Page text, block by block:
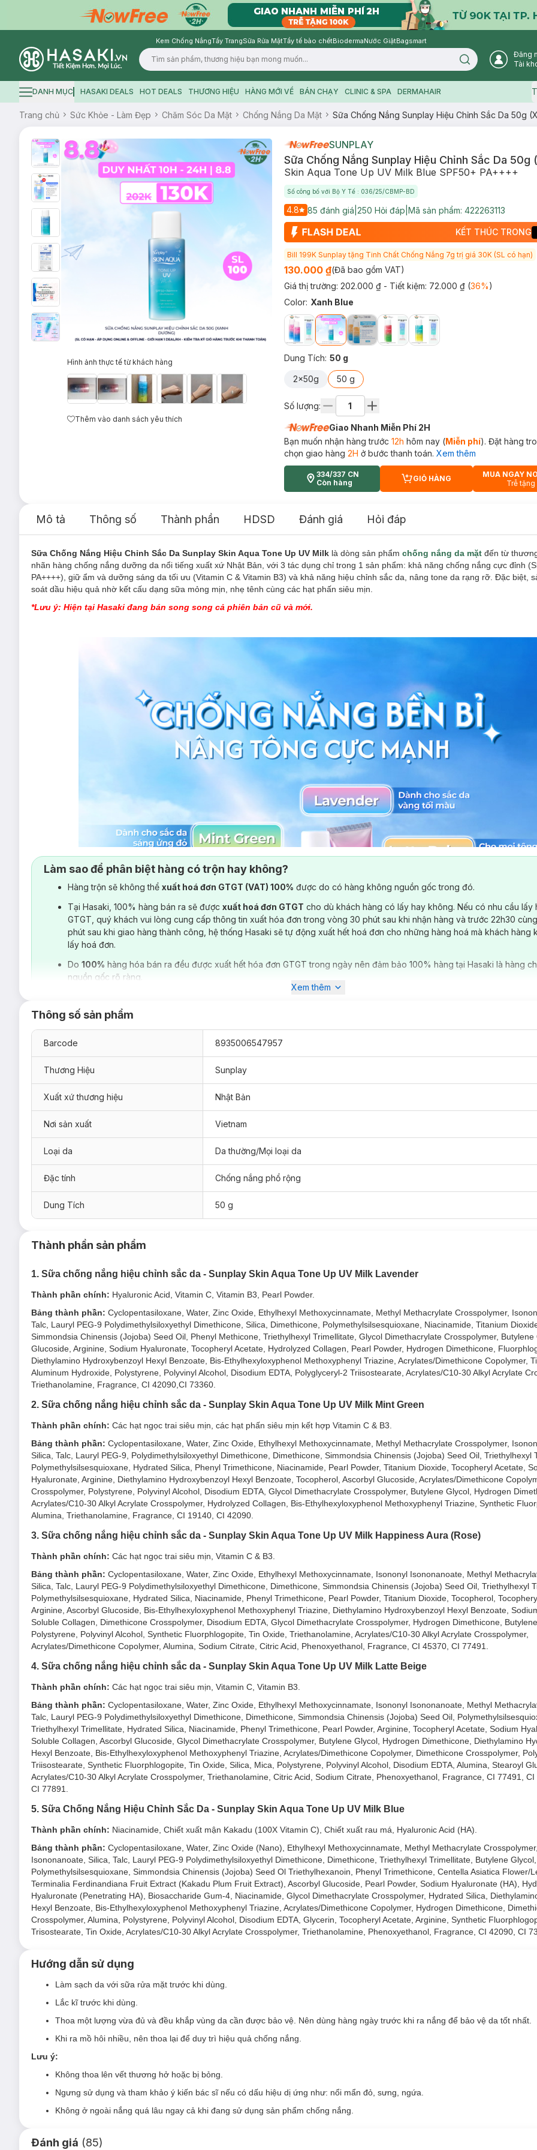
Kem Chống NắngTẩy TrangSữa Rửa MặtTẩy tế bào chếtBiodermaNước GiặtBagsmart
Logo
Search icon
Đăng
Tài
Hamburger icon
DANH MỤC HASAKI DEALS HOT DEALS THƯƠNG HIỆU HÀNG MỚI VỀ BÁN CHẠY CLINIC & SPA DERMAHAIR
Trang chủ Sức Khỏe - Làm Đẹp Chăm Sóc Da Mặt Chống Nắng Da Mặt Sữa Chống Nắng Sunplay Hiệu Chỉnh Sắc Da 50g
Hình ảnh thực tế từ khách hàng
Thêm vào danh sách yêu thích
SUNPLAY
Sữa Chống Nắng Sunplay Hiệu Chỉnh Sắc Da 50g
Skin Aqua Tone Up UV Milk Blue SPF50+ PA++++
Số công bố với Bộ Y Tế : 036/25/CBMP-BD
4.8 85 đánh giá 250 Hỏi đáp Mã sản phẩm: 422263113
KẾT THÚC TRONG
Bill 199K Sunplay tặng Tinh Chất Chống Nắng 7g trị giá 30K (SL có hạn)
130.000 ₫(Đã bao gồm VAT)
Giá thị trường: 202.000 ₫ - Tiết kiệm: 72.000 ₫(36%)
Color: Xanh Blue
Dung Tích: 50 g
2x50g 50 g
Số lượng:
Giao Nhanh Miễn Phí 2H
Bạn muốn nhận hàng trước 12h hôm nay (Miễn phí). Đặt hàng
chọn giao hàng 2H ở bước thanh toán. Xem thêm
334/337 CN
Còn hàng
CART PLUS ICON
GIỎ HÀNG
MUA NGAY
Trễ tặng
Mô tả Thông số Thành phần HDSD Đánh giá Hỏi đáp
Sữa Chống Nắng Hiệu Chỉnh Sắc Da Sunplay Skin Aqua Tone Up UV Milk là dòng sản phẩm chống nắng da mặt đến từ
nhãn hàng chống nắng dưỡng da nổi tiếng xuất xứ Nhật Bản, với 3 tác dụng chỉ trong 1 sản phẩm: khả năng chống nắng cực đỉnh
PA++++), giữ ẩm và dưỡng sáng da tối ưu (Vitamin C & Vitamin B3) và khả năng hiệu chỉnh sắc da, nâng tone da rạng rỡ. Đặc biệt,
soát dầu hiệu quả nhờ kết cấu dạng sữa mỏng mịn, nhẹ tênh cùng các hạt phấn siêu mịn.
*Lưu ý: Hiện tại Hasaki đang bán song song cả phiên bản cũ và mới.
Sữa Chống Nắng Sunplay Skin Aqua Tone Up UV Milk SPF50+ PA++++ 50g
Sữa Chống Nắng Sunplay Skin Aqua Tone Up UV Happiness Aura (Hồng)
Sữa Chống Nắng Sunplay Skin Aqua Tone Up UV Latte Beige (Cam)
Sữa Chống Nắng Sunplay Skin Aqua Tone Up UV Blue (Xanh Dương) (Mẫu mới nhất!)
Sữa Chống Nắng Sunplay Hiệu Chỉnh Sắc Da phù hợp với loại da nào?
Kết cấu dạng sữa phù hợp cho da dầu, da hỗn hợp, da thường.
Không chứa cồn.
Dịu nhẹ cho da nhạy cảm.
1. Sữa Chống Nắng Sunplay Hiệu Chỉnh Sắc Da Skin Aqua Tone Up UV Milk Lavender
Làm sao để phân biệt hàng có trộn hay không?
Hàng trộn sẽ không thể xuất hoá đơn GTGT (VAT) 100% được do có hàng không nguồn gốc trong đó.
Tại Hasaki, 100% hàng bán ra sẽ được xuất hoá đơn GTGT cho dù khách hàng có lấy hay không. Nếu có nhu cầu lấy
GTGT, quý khách vui lòng cung cấp thông tin xuất hóa đơn trong vòng 30 phút sau khi nhận hàng và trước 22h30
phút sau khi giao hàng thành công, hệ thống Hasaki sẽ tự động xuất hết hoá đơn cho những hàng hoá mà khách hàng
lấy hoá đơn.
Do 100% hàng hóa bán ra đều được xuất hết hóa đơn GTGT trong ngày nên đảm bảo 100% hàng tại Hasaki là hàng
nguồn gốc rõ ràng.
Xem thêm
Thông số sản phẩm
Barcode 8935006547957
Thương Hiệu Sunplay
Xuất xứ thương hiệu Nhật Bản
Nơi sản xuất Vietnam
Loại da Da thường/Mọi loại da
Đặc tính Chống nắng phổ rộng
Dung Tích 50 g
Thành phần sản phẩm
1. Sữa chống nắng hiệu chỉnh sắc da - Sunplay Skin Aqua Tone Up UV Milk Lavender
Thành phần chính: Hyaluronic Acid, Vitamin C, Vitamin B3, Pearl Powder.
Bảng thành phần: Cyclopentasiloxane, Water, Zinc Oxide, Ethylhexyl Methoxycinnamate, Methyl Methacrylate Crosspolymer,
Talc, Lauryl PEG-9 Polydimethylsiloxyethyl Dimethicone, Silica, Dimethicone, Polymethylsilsesquioxane, Niacinamide, Titanium
Simmondsia Chinensis (Jojoba) Seed Oil, Phenyl Methicone, Triethylhexyl Trimellitate, Glycol Dimethacrylate Crosspolymer, Butylene
Glucoside, Arginine, Sodium Hyaluronate, Tocopheryl Acetate, Hydrolyzed Collagen, Pearl Powder, Hydrogen Dimethicone,
Diethylamino Hydroxybenzoyl Hexyl Benzoate, Bis-Ethylhexyloxyphenol Methoxyphenyl Triazine, Acrylates/Dimethicone Copolymer,
Aluminum Hydroxide, Polystyrene, Polyvinyl Alcohol, Disodium EDTA, Polyglyceryl-2 Triisostearate, Acrylates/C10-30 Alkyl Acrylate
Triethanolamine, Fragrance, CI 42090,CI 73360.
2. Sữa chống nắng hiệu chỉnh sắc da - Sunplay Skin Aqua Tone Up UV Milk Mint Green
Thành phần chính: Các hạt ngọc trai siêu mịn, các hạt phấn siêu mịn kết hợp Vitamin C & B3.
Bảng thành phần: Cyclopentasiloxane, Water, Zinc Oxide, Ethylhexyl Methoxycinnamate, Methyl Methacrylate Crosspolymer,
Silica, Talc, Lauryl PEG-9, Polydimethylsiloxyethyl Dimethicone, Dimethicone, Simmondsia Chinensis (Jojoba) Seed Oil, Triethylhexyl
Polymethylsilsesquioxane, Hydrated Silica, Phenyl Trimethicone, Niacinamide, Pearl Powder, Titanium Dioxide, Tocopheryl Acetate,
Hyaluronate, Arginine, Diethylamino Hydroxybenzoyl Hexyl Benzoate, Tocopherol, Ascorbyl Glucoside, Acrylates/Dimethicone
Crosspolymer, Polystyrene, Polyvinyl Alcohol, Disodium EDTA, Glycol Dimethacrylate Crosspolymer, Butylene Glycol, Hydrogen
Acrylates/C10-30 Alkyl Acrylate Crosspolymer, Hydrolyzed Collagen, Bis-Ethylhexyloxyphenol Methoxyphenyl Triazine, Synthetic
Alumina, Triethanolamine, Fragrance, CI 19140, CI 42090.
3. Sữa chống nắng hiệu chỉnh sắc da - Sunplay Skin Aqua Tone Up UV Milk Happiness Aura (Rose)
Thành phần chính: Các hạt ngọc trai siêu mịn, Vitamin C & B3.
Bảng thành phần: Cyclopentasiloxane, Water, Zinc Oxide, Ethylhexyl Methoxycinnamate, Isononyl Isononanoate, Methyl
Silica, Talc, Lauryl PEG-9 Polydimethylsiloxyethyl Dimethicone, Dimethicone, Simmondsia Chinensis (Jojoba) Seed Oil, Triethylhexyl
Polymethylsilsesquioxane, Hydrated Silica, Niacinamide, Phenyl Trimethicone, Pearl Powder, Titanium Dioxide, Tocopherol,
Arginine, Ascorbyl Glucoside, Bis-Ethylhexyloxyphenol Methoxyphenyl Triazine, Diethylamino Hydroxybenzoyl Hexyl Benzoate,
Soluble Collagen, Dimethicone Crosspolymer, Disodium EDTA, Glycol Dimethacrylate Crosspolymer, Hydrogen Dimethicone,
Polystyrene, Polyvinyl Alcohol, Synthetic Fluorphlogopite, Tin Oxide, Triethanolamine, Acrylates/C10-30 Alkyl Acrylate Crosspolymer,
Acrylates/Dimethicone Copolymer, Alumina, Sodium Citrate, Citric Acid, Phenoxyethanol, Fragrance, CI 45370, CI 77491.
4. Sữa chống nắng hiệu chỉnh sắc da - Sunplay Skin Aqua Tone Up UV Milk Latte Beige
Thành phần chính: Các hạt ngọc trai siêu mịn, Vitamin C, Vitamin B3.
Bảng thành phần: Cyclopentasiloxane, Water, Zinc Oxide, Ethylhexyl Methoxycinnamate, Isononyl Isononanoate, Methyl
Talc, Lauryl PEG-9 Polydimethylsiloxyethyl Dimethicone, Dimethicone, Simmondsia Chinensis (Jojoba) Seed Oil,
Triethylhexyl Trimellitate, Hydrated Silica, Niacinamide, Phenyl Trimethicone, Pearl Powder, Arginine, Tocopheryl Acetate, Sodium
Soluble Collagen, Ascorbyl Glucoside, Glycol Dimethacrylate Crosspolymer, Butylene Glycol, Hydrogen Dimethicone, Diethylamino
Hexyl Benzoate, Bis-Ethylhexyloxyphenol Methoxyphenyl Triazine, Acrylates/Dimethicone Copolymer, Dimethicone Crosspolymer,
Triisostearate, Synthetic Fluorphlogopite, Tin Oxide, Silica, Mica, Polystyrene, Polyvinyl Alcohol, Disodium EDTA, Alumina, Stearoyl
Acrylates/C10-30 Alkyl Acrylate Crosspolymer, Triethanolamine, Citric Acid, Sodium Citrate, Phenoxyethanol, Fragrance, CI 77491, CI
CI 77891.
5. Sữa Chống Nắng Hiệu Chỉnh Sắc Da - Sunplay Skin Aqua Tone Up UV Milk Blue
Thành phần chính: Niacinamide, Chiết xuất mận Kakadu (100X Vitamin C), Chiết xuất rau má, Hyaluronic Acid (HA).
Bảng thành phần: Cyclopentasiloxane, Water, Zinc Oxide (Nano), Ethylhexyl Methoxycinnamate, Methyl Methacrylate
Isononanoate, Silica, Talc, Lauryl PEG-9 Polydimethylsiloxyethyl Dimethicone, Dimethicone, Triethylhexyl Trimellitate, Butylene Glycol,
Polymethylsilsesquioxane, Simmondsia Chinensis (Jojoba) Seed Ol Triethylhexanoin, Phenyl Trimethicone, Centella Asiatica Flower/
Terminalia Ferdinandiana Fruit Extract (Kakadu Plum Fruit Extract), Ascorbyl Glucoside, Pearl Powder, Sodium Hyaluronate (HA),
Hyaluronate (Penetrating HA), Biosaccharide Gum-4, Niacinamide, Glycol Dimethacrylate Crosspolymer, Hydrated Silica,
Hexyl Benzoate, Bis-Ethylhexyloxyphenol Methoxyphenyl Triazine, Acrylates/Dimethicone Copolymer, Hydrogen Dimethicone,
Crosspolymer, Alumina, Polystyrene, Polyvinyl Alcohol, Disodium EDTA, Glycerin, Tocopheryl Acetate, Arginine, Synthetic
Trisostearate, Tin Oxide, Acrylates/C10-30 Alkyl Acrylate Crosspolymer, Triethanolamine, Phenoxyethanol, Fragrance, CI 42090, CI
Hướng dẫn sử dụng
Làm sạch da với sữa rửa mặt trước khi dùng.
Lắc kĩ trước khi dùng.
Thoa một lượng vừa đủ và đều khắp vùng da cần được bảo vệ. Nên dùng hàng ngày trước khi ra nắng để bảo vệ da tốt nhất.
Khi ra mồ hôi nhiều, nên thoa lại để duy trì hiệu quả chống nắng.
Lưu ý:
Không thoa lên vết thương hở hoặc bị bỏng.
Ngưng sử dụng và tham khảo ý kiến bác sĩ nếu có dấu hiệu dị ứng như: nổi mẩn đỏ, sưng, ngứa.
Không ở ngoài nắng quá lâu ngay cả khi đang sử dụng sản phẩm chống nắng.
Đánh giá (85)